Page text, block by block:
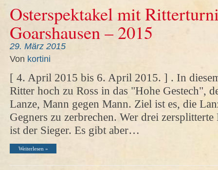
Osterspektakel mit
Goarshausen – 2015
29. März 2015
Von kortini
[ 4. April 2015 bis 6. April 2015. ] . In
Ritter hoch zu Ross in das "Hohe Gestech",
Lanze, Mann gegen Mann. Ziel ist es, die
Gegners zu zerbrechen. Wer drei
ist der Sieger. Es gibt aber…
Weiterlesen »